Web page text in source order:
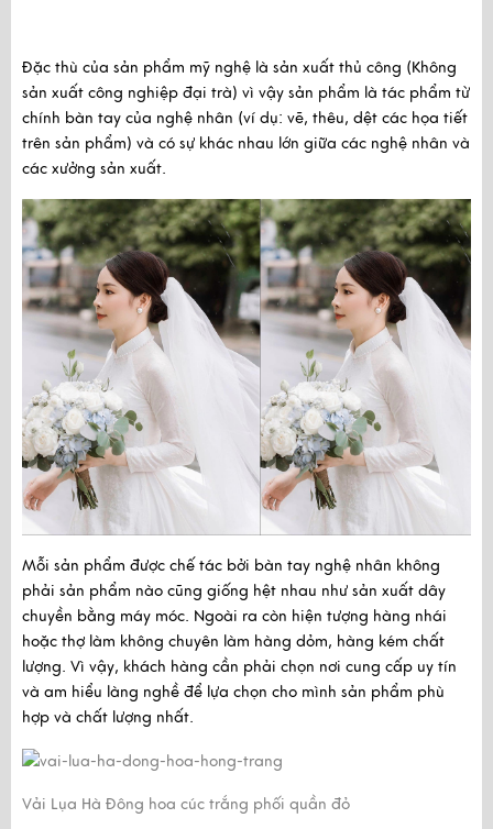
Đặc thù của sản phẩm mỹ nghệ là sản xuất thủ công (Không
sản xuất công nghiệp đại trà) vì vậy sản phẩm là tác phẩm từ
chính bàn tay của nghệ nhân (ví dụ: vẽ, thêu, dệt các họa tiết
trên sản phẩm) và có sự khác nhau lớn giữa các nghệ nhân và
các xưởng sản xuất.
Mỗi sản phẩm được chế tác bởi bàn tay nghệ nhân không
phải sản phẩm nào cũng giống hệt nhau như sản xuất dây
chuyền bằng máy móc. Ngoài ra còn hiện tượng hàng nhái
hoặc thợ làm không chuyên làm hàng dỏm, hàng kém chất
lượng. Vì vậy, khách hàng cần phải chọn nơi cung cấp uy tín
và am hiểu làng nghề để lựa chọn cho mình sản phẩm phù
hợp và chất lượng nhất.
Vải Lụa Hà Đông hoa cúc trắng phối quần đỏ